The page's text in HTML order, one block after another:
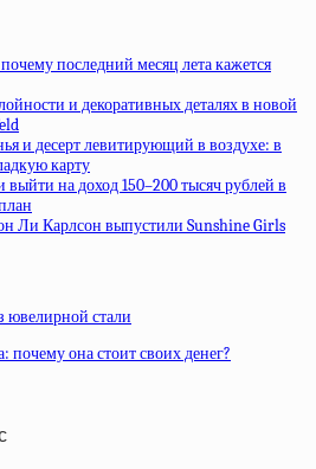
последний месяц лета кажется
и декоративных деталях в новой
и десерт левитирующий в воздухе: в
карту
на доход 150–200 тысяч рублей в
Ли Карлсон выпустили Sunshine Girls
стали
почему она стоит своих денег?